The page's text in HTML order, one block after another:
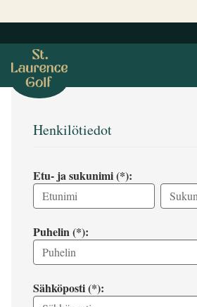
Henkilötiedot
Etu- ja sukunimi (*):
Puhelin (*):
Sähköposti (*):